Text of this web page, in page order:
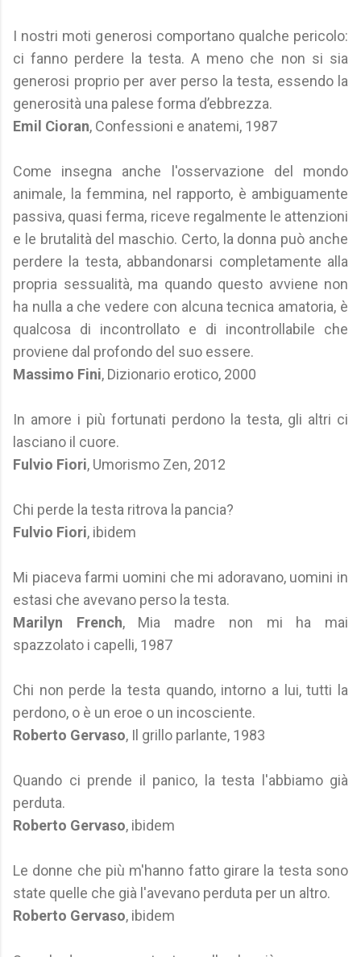
I nostri moti generosi comportano qualche pericolo:
ci fanno perdere la testa. A meno che non si sia
generosi proprio per aver perso la testa, essendo la
generosità una palese forma d’ebbrezza.
Emil Cioran, Confessioni e anatemi, 1987
Come insegna anche l'osservazione del mondo
animale, la femmina, nel rapporto, è ambiguamente
passiva, quasi ferma, riceve regalmente le attenzioni
e le brutalità del maschio. Certo, la donna può anche
perdere la testa, abbandonarsi completamente alla
propria sessualità, ma quando questo avviene non
ha nulla a che vedere con alcuna tecnica amatoria, è
qualcosa di incontrollato e di incontrollabile che
proviene dal profondo del suo essere.
Massimo Fini, Dizionario erotico, 2000
In amore i più fortunati perdono la testa, gli altri ci
lasciano il cuore.
Fulvio Fiori, Umorismo Zen, 2012
Chi perde la testa ritrova la pancia?
Fulvio Fiori, ibidem
Mi piaceva farmi uomini che mi adoravano, uomini in
estasi che avevano perso la testa.
Marilyn French, Mia madre non mi ha mai
spazzolato i capelli, 1987
Chi non perde la testa quando, intorno a lui, tutti la
perdono, o è un eroe o un incosciente.
Roberto Gervaso, Il grillo parlante, 1983
Quando ci prende il panico, la testa l'abbiamo già
perduta.
Roberto Gervaso, ibidem
Le donne che più m'hanno fatto girare la testa sono
state quelle che già l'avevano perduta per un altro.
Roberto Gervaso, ibidem